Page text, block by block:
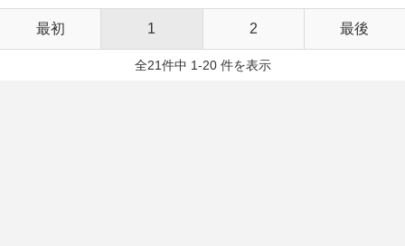
最初 1 2 最後
全21件中 1-20 件を表示